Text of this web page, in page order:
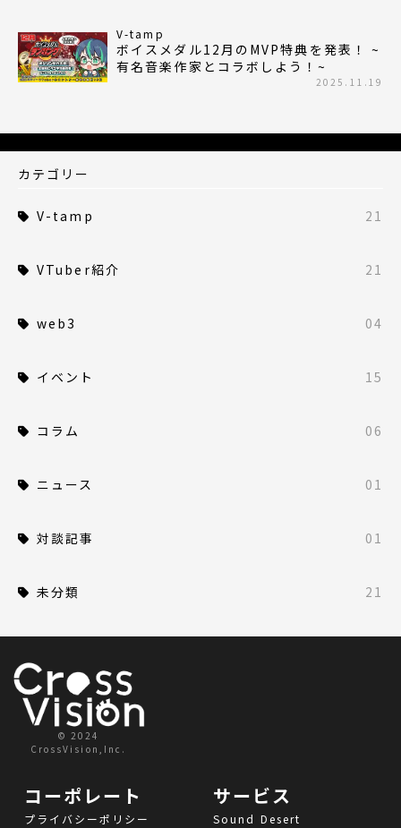
V-tamp
ボイスメダル12月のMVP特典を発表！ ~
有名音楽作家とコラボしよう！~
2025.11.19
カテゴリー
V-tamp 21
VTuber紹介 21
web3 04
イベント 15
コラム 06
ニュース 01
対談記事 01
未分類 21
© 2024
CrossVision,Inc.
コーポレート
プライバシーポリシー
サービス
Sound Desert